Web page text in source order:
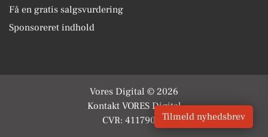
Få en gratis salgsvurdering
Sponsoreret indhold
Vores Digital © 2026
Kontakt VORES Digital
CVR: 41179082Tilmeld nyhedsbrev